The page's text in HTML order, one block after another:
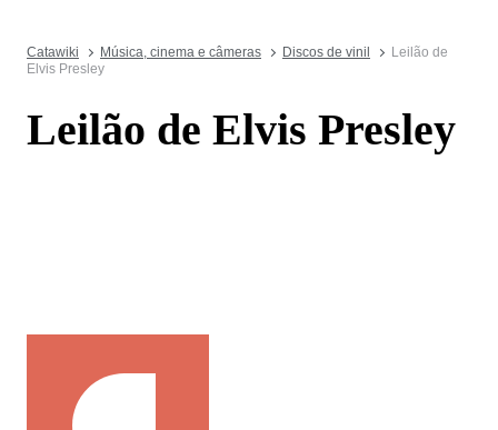
Catawiki Música, cinema e câmeras Discos de vinil
Leilão de
Elvis Presley
Leilão de Elvis Presley